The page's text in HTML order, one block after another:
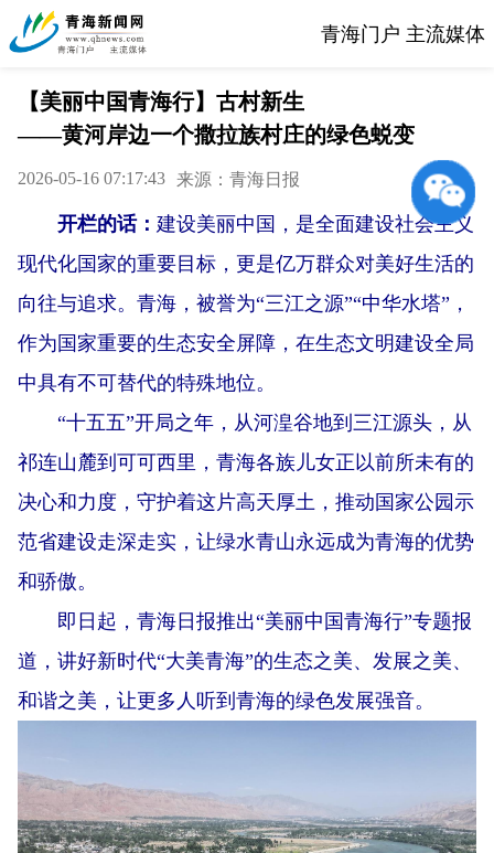
青海门户 主流媒体
【美丽中国青海行】古村新生
——黄河岸边一个撒拉族村庄的绿色蜕变
2026-05-16 07:17:43 来源：青海日报
开栏的话： 建设美丽中国，是全面建设社会主义
现代化国家的重要目标，更是亿万群众对美好生活的
向往与追求。青海，被誉为“三江之源”“中华水塔”，
作为国家重要的生态安全屏障，在生态文明建设全局
中具有不可替代的特殊地位。
“十五五”开局之年，从河湟谷地到三江源头，从
祁连山麓到可可西里，青海各族儿女正以前所未有的
决心和力度，守护着这片高天厚土，推动国家公园示
范省建设走深走实，让绿水青山永远成为青海的优势
和骄傲。
即日起，青海日报推出“美丽中国青海行”专题报
道，讲好新时代“大美青海”的生态之美、发展之美、
和谐之美，让更多人听到青海的绿色发展强音。